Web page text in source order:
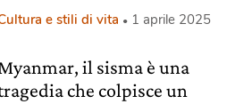
e stili di vita 1 aprile 2025
il sisma è una
che colpisce un